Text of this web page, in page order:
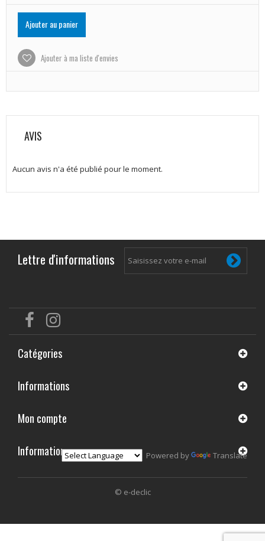
Ajouter au panier
Ajouter à ma liste d'envies
AVIS
Aucun avis n'a été publié pour le moment.
Lettre d'informations
Catégories
Informations
© e-declic
Mon compte
Informations Powered by Translate